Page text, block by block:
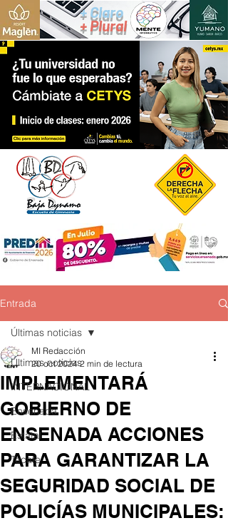
+ Claro
+ Plural
Entrada
Últimas noticias
INTERNACIONAL
Ensenada
Estatal
Tecate
Últimas noticias
IMPLEMENTARÁ
GOBIERNO DE
ENSENADA ACCIONES
PARA GARANTIZAR LA
SEGURIDAD SOCIAL DE
POLICÍAS MUNICIPALES:
MI Redacción
20 oct 2024 2 min de lectura